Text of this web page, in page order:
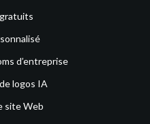
d’entreprise
logos IA
site Web